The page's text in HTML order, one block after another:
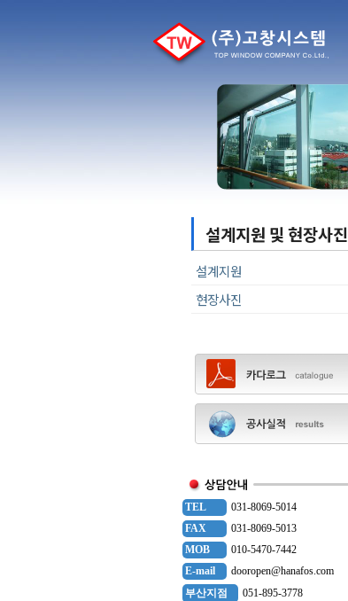
설계지원 및 현장사진
설계지원
현장사진
TEL
031-8069-5014
FAX
031-8069-5013
MOB
010-5470-7442
E-mail
dooropen@hanafos.com
부산지점
051-895-3778